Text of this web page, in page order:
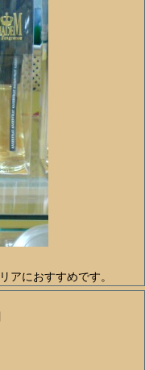
アにおすすめです。